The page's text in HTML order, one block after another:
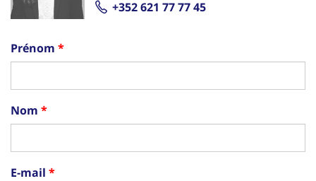
+352 621 77 77 45
Prénom
Nom
E-mail